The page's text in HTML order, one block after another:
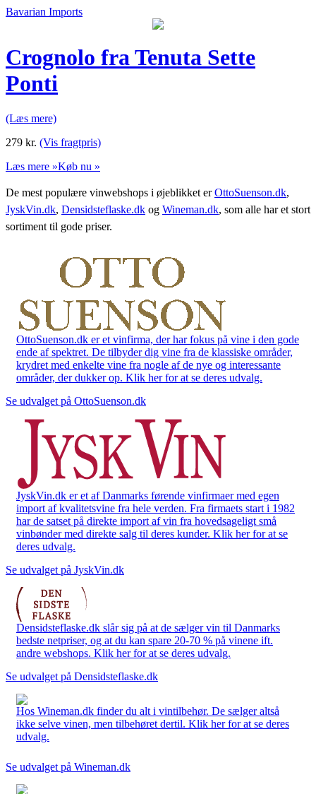
Bavarian Imports
Crognolo fra Tenuta Sette
Ponti
(Læs mere)
279 kr. (Vis fragtpris)
Læs mere »Køb nu »
De mest populære vinwebshops i øjeblikket erOttoSuenson.dk,
JyskVin.dk, Densidsteflaske.dk og Wineman.dk, som alle har et stort
sortiment til gode priser.
OttoSuenson.dk er et vinfirma, der har fokus på vine i den gode
ende af spektret. De tilbyder dig vine fra de klassiske områder,
krydret med enkelte vine fra nogle af de nye og interessante
områder, der dukker op. Klik her for at se deres udvalg.
Se udvalget på OttoSuenson.dk
JyskVin.dk er et af Danmarks førende vinfirmaer med egen
import af kvalitetsvine fra hele verden. Fra firmaets start i 1982
har de satset på direkte import af vin fra hovedsageligt små
vinbønder med direkte salg til deres kunder. Klik her for at se
deres udvalg.
Se udvalget på JyskVin.dk
Densidsteflaske.dk slår sig på at de sælger vin til Danmarks
bedste netpriser, og at du kan spare 20-70 % på vinene ift.
andre webshops. Klik her for at se deres udvalg.
Se udvalget på Densidsteflaske.dk
Hos Wineman.dk finder du alt i vintilbehør. De sælger altså
ikke selve vinen, men tilbehøret dertil. Klik her for at se deres
udvalg.
Se udvalget på Wineman.dk